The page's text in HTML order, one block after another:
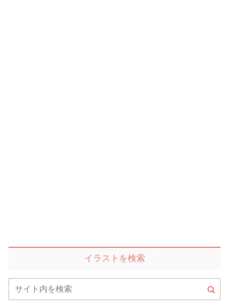
イラストを検索